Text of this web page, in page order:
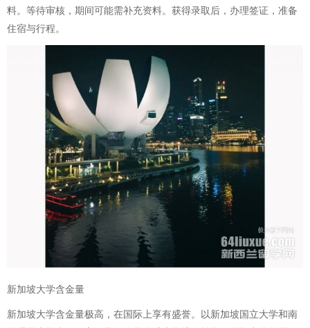
料。等待审核，期间可能需补充资料。获得录取后，办理签证，准备
住宿与行程。
新加坡大学含金量
新加坡大学含金量极高，在国际上享有盛誉。以新加坡国立大学和南